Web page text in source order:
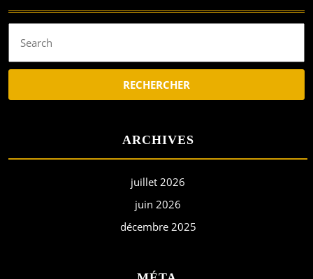
for:
ARCHIVES
juillet 2026
juin 2026
décembre 2025